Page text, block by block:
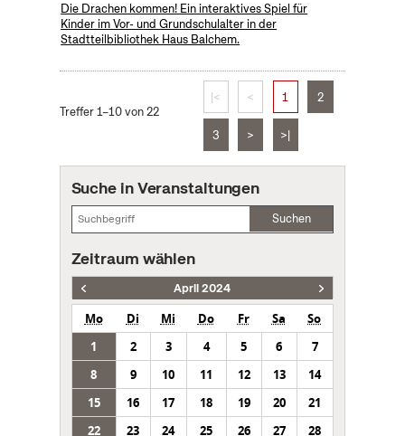
Die Drachen kommen! Ein interaktives Spiel für
Kinder im Vor- und Grundschulalter in der
Stadtteilbibliothek Haus Balchem.
Treffer 1–10 von 22
|< < 1 2
3 > >|
Suche in Veranstaltungen
Suchen
Zeitraum wählen
April 2024
Mo Di Mi Do Fr Sa
So
1
2 3 4 5 6
7
8
9 10 11 12 13
14
15
16 17 18 19 20
21
22
23 24 25 26 27
28